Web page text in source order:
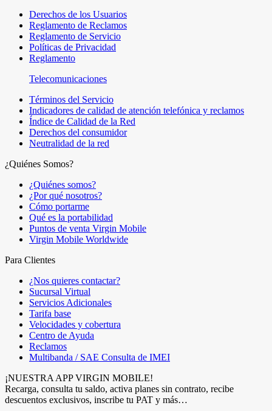
Derechos de los Usuarios
Reglamento de Reclamos
Reglamento de Servicio
Políticas de Privacidad
Reglamento
Telecomunicaciones
Términos del Servicio
Indicadores de calidad de atención telefónica y reclamos
Índice de Calidad de la Red
Derechos del consumidor
Neutralidad de la red
¿Quiénes Somos?
¿Quiénes somos?
¿Por qué nosotros?
Cómo portarme
Qué es la portabilidad
Puntos de venta Virgin Mobile
Virgin Mobile Worldwide
Para Clientes
¿Nos quieres contactar?
Sucursal Virtual
Servicios Adicionales
Tarifa base
Velocidades y cobertura
Centro de Ayuda
Reclamos
Multibanda / SAE Consulta de IMEI
¡NUESTRA APP VIRGIN MOBILE!
Recarga, consulta tu saldo, activa planes sin contrato, recibe
descuentos exclusivos, inscribe tu PAT y más…